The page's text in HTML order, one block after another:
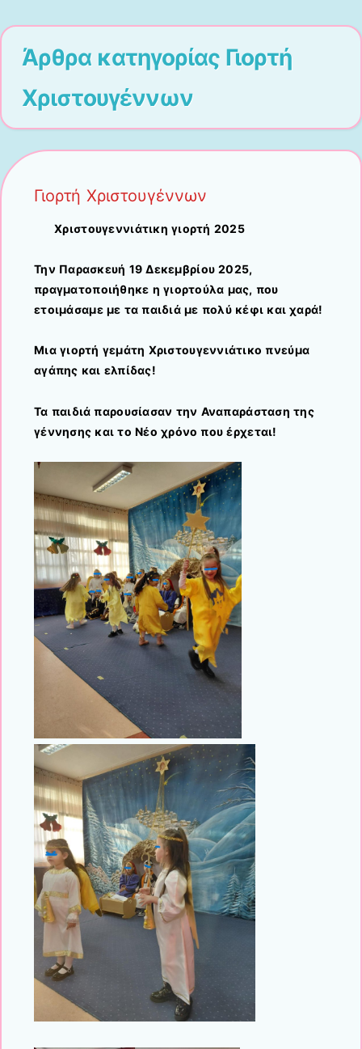
Άρθρα κατηγορίας Γιορτή
Χριστουγέννων
Γιορτή Χριστουγέννων
Χριστουγεννιάτικη γιορτή 2025
Την Παρασκευή 19 Δεκεμβρίου 2025,
πραγματοποιήθηκε η γιορτούλα μας, που
ετοιμάσαμε με τα παιδιά με πολύ κέφι και χαρά!
Μια γιορτή γεμάτη Χριστουγεννιάτικο πνεύμα
αγάπης και ελπίδας!
Τα παιδιά παρουσίασαν την Αναπαράσταση της
γέννησης και το Νέο χρόνο που έρχεται!